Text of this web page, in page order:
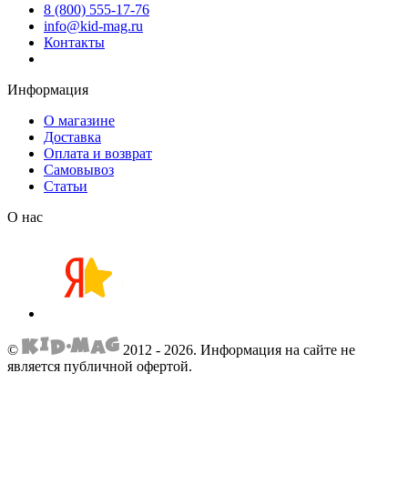
8 (800) 555-17-76
info@kid-mag.ru
Контакты
Информация
О магазине
Доставка
Оплата и возврат
Самовывоз
Статьи
О нас
© 2012 - 2026. Информация на сайте не
является публичной офертой.